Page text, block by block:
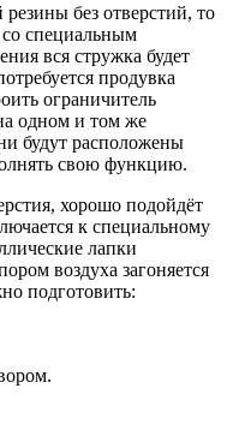
без отверстий, то
специальным
вся стружка будет
продувка
ограничитель
одном и том же
будут расположены
свою функцию.
хорошо подойдёт
к специальному
лапки
воздуха загоняется
подготовить: